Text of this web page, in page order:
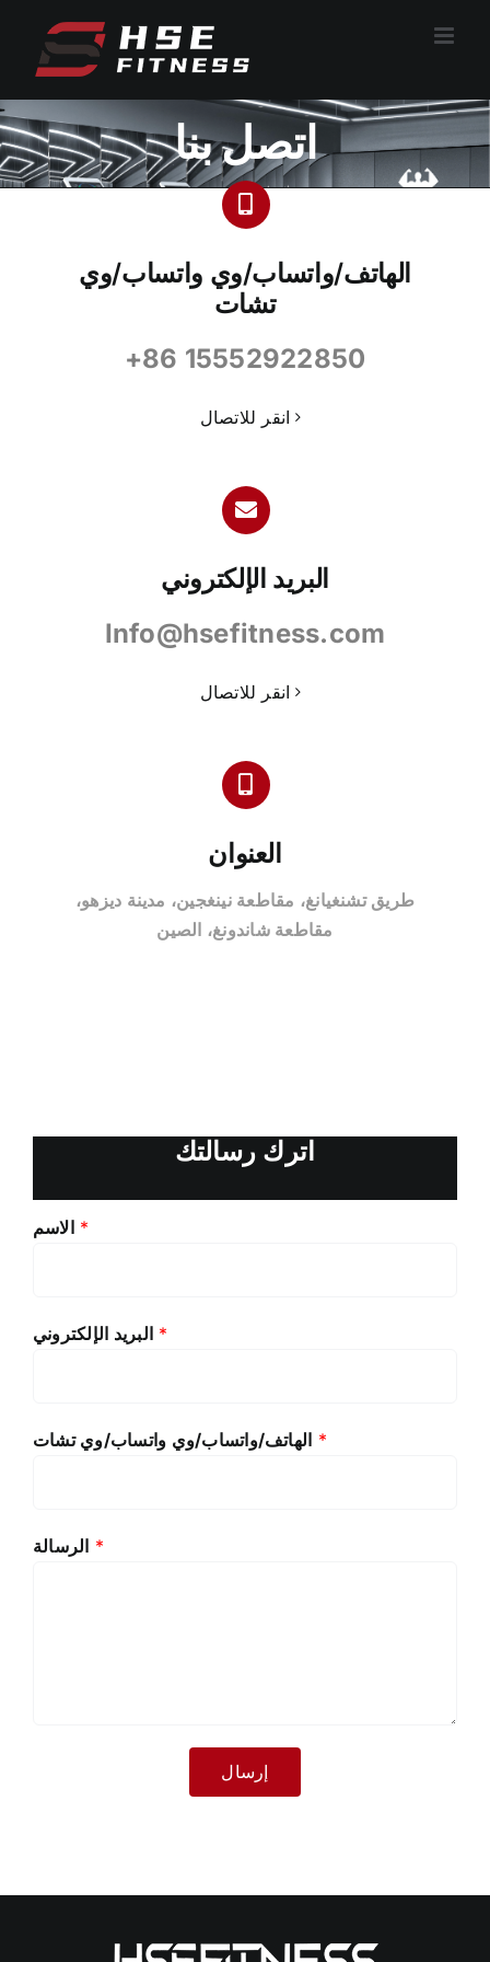
المحتوى
اتصل بنا
الهاتف/واتساب/وي واتساب/وي
تشات
+86 15552922850
انقر للاتصال
البريد الإلكتروني
Info@hsefitness.com
انقر للاتصال
العنوان
طريق تشنغيانغ، مقاطعة نينغجين، مدينة ديزهو،
مقاطعة شاندونغ، الصين
اترك رسالتك
الاسم *
البريد الإلكتروني *
الهاتف/واتساب/وي واتساب/وي تشات *
الرسالة *